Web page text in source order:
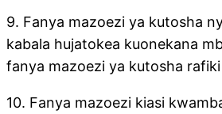
9. Fanya mazoezi ya kutosha
kabala hujatokea kuonekana
fanya mazoezi ya kutosha
10. Fanya mazoezi kiasi